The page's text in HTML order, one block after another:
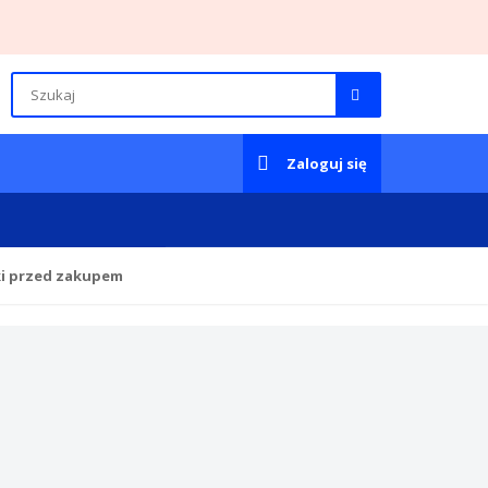
Zaloguj się
przed zakupem